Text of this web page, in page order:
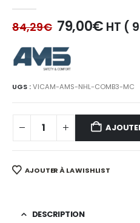
84,29€ Le
initial
était :
84,29€.
79,00€Le
prix
HT (
UGS :VICAM-AMS-NHL-COMB3-MC
AJOUTER À LA WISHLIST
DESCRIPTION